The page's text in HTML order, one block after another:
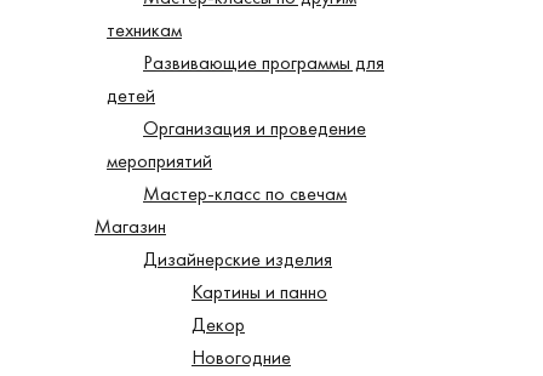
техникам
Развивающие программы для
детей
Организация и проведение
мероприятий
Мастер-класс по свечам
Магазин
Дизайнерские изделия
Картины и панно
Декор
Новогодние